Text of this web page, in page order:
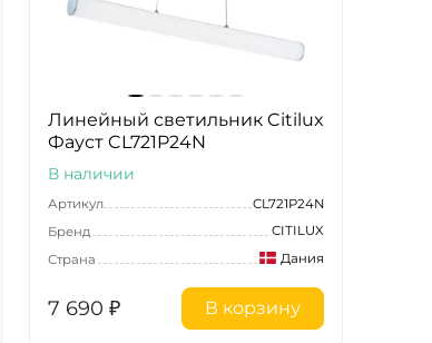
Линейный светильник Citilux
Фауст CL721P24N
В наличии
Артикул
CL721P24N
Бренд
CITILUX
Страна
Дания
7 690 ₽ В корзину